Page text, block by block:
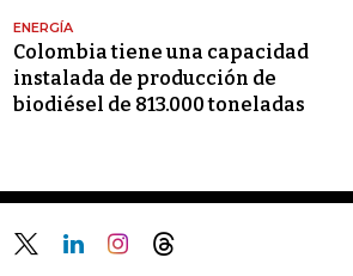
ENERGÍA
Colombia tiene una capacidad
instalada de producción de
biodiésel de 813.000 toneladas